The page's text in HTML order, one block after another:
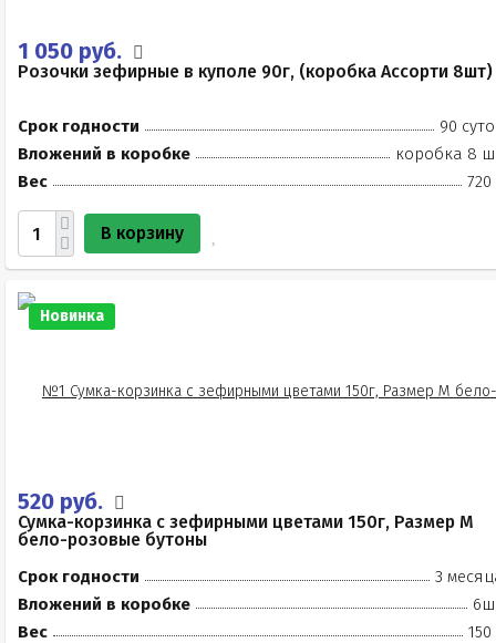
1 050 руб.
Розочки зефирные в куполе 90г, (коробка Ассорти 8шт)
Срок годности
90
Вложений в коробке
коробка 8
Вес
720
В корзину
Новинка
520 руб.
Сумка-корзинка с зефирными цветами 150г, Размер М
бело-розовые бутоны
Срок годности
3
Вложений в коробке
Вес
150